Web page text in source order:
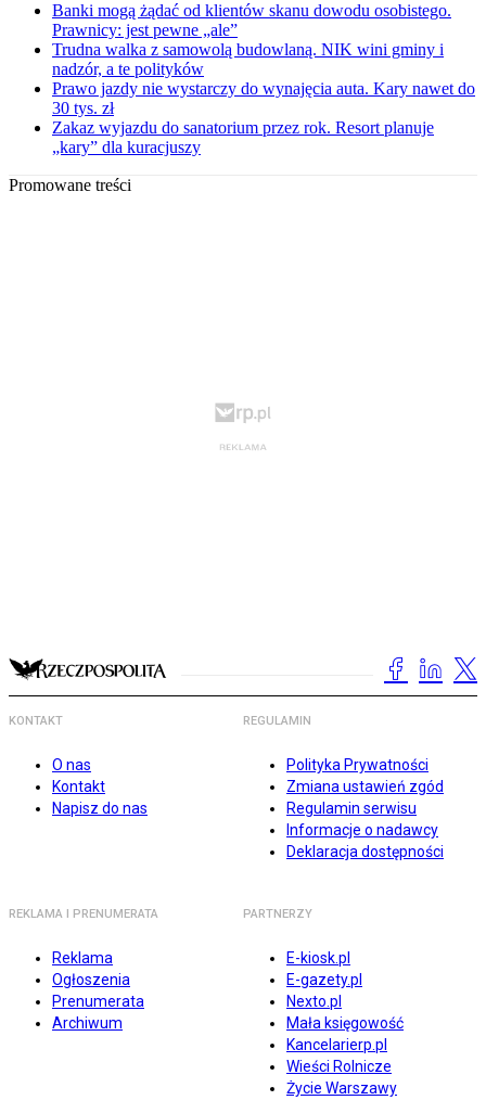
Banki mogą żądać od klientów skanu dowodu osobistego.
Prawnicy: jest pewne „ale”
Trudna walka z samowolą budowlaną. NIK wini gminy i
nadzór, a te polityków
Prawo jazdy nie wystarczy do wynajęcia auta. Kary nawet do
30 tys. zł
Zakaz wyjazdu do sanatorium przez rok. Resort planuje
„kary” dla kuracjuszy
Promowane treści
KONTAKT
O nas
Kontakt
Napisz do nas
REGULAMIN
Polityka Prywatności
Zmiana ustawień zgód
Regulamin serwisu
Informacje o nadawcy
Deklaracja dostępności
REKLAMA I PRENUMERATA
Reklama
Ogłoszenia
Prenumerata
Archiwum
PARTNERZY
E-kiosk.pl
E-gazety.pl
Nexto.pl
Mała księgowość
Kancelarierp.pl
Wieści Rolnicze
Życie Warszawy